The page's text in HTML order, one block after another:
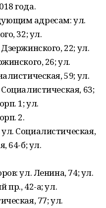
года.
адресам: ул.
32; ул.
22; ул.
26; ул.
59; ул.
63;
1; ул.
2.
Социалистическая,
64-б; ул.
ул. Ленина, 74; ул.
пр., 42-а; ул.
77; ул.